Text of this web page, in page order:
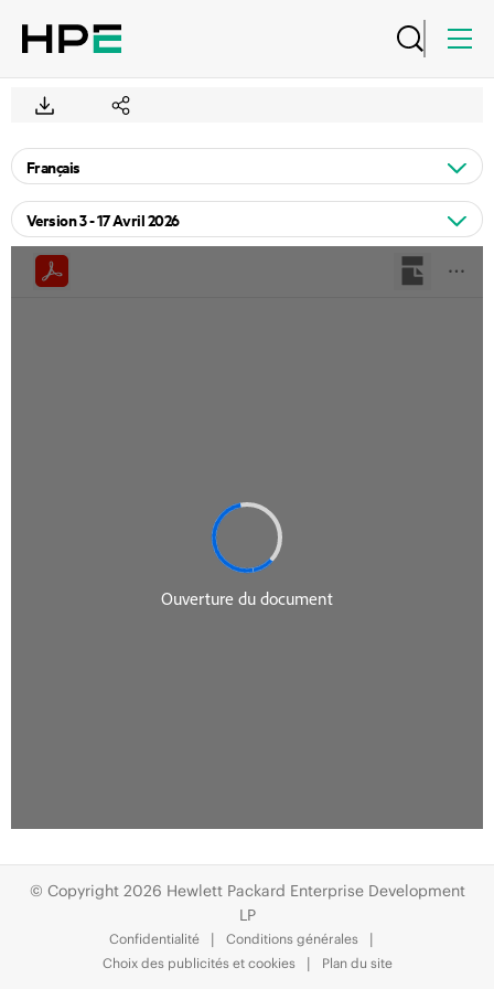
© Copyright 2026 Hewlett Packard Enterprise Development
LP
Confidentialité
Conditions générales
Choix des publicités et cookies
Plan du site